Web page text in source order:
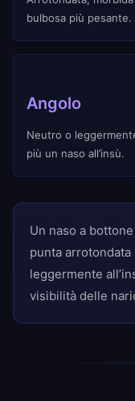
bulbosa più pesante.
Angolo
Neutro o
più un naso all’insù.
Un naso a
punta
leggermente
visibilità delle